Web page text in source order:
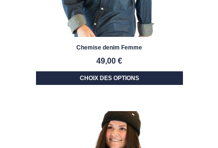
Chemise denim Femme
49,00 €
CHOIX DES OPTIONS